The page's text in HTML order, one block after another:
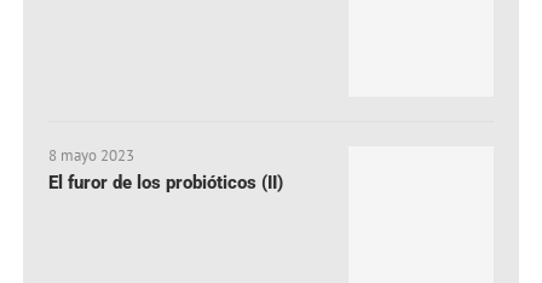
8 mayo 2023
El furor de los probióticos (II)